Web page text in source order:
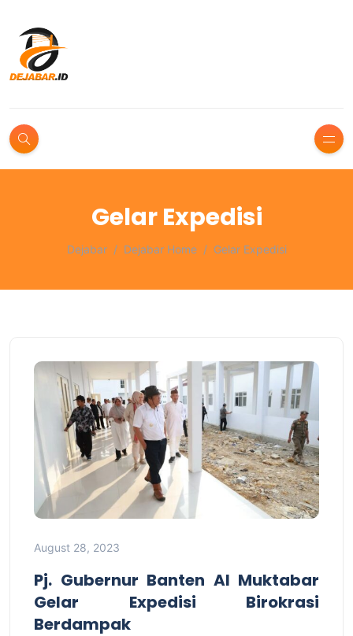
Gelar Expedisi
Dejabar Dejabar Home Gelar Expedisi
August 28, 2023
Pj. Gubernur Banten Al Muktabar
Gelar Expedisi Birokrasi
Berdampak